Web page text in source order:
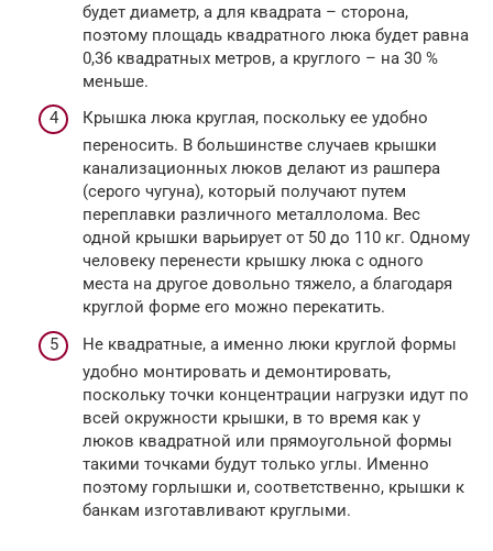
будет диаметр, а для квадрата – сторона,
поэтому площадь квадратного люка будет равна
0,36 квадратных метров, а круглого – на 30 %
меньше.
Крышка люка круглая, поскольку ее удобно
переносить. В большинстве случаев крышки
канализационных люков делают из рашпера
(серого чугуна), который получают путем
переплавки различного металлолома. Вес
одной крышки варьирует от 50 до 110 кг. Одному
человеку перенести крышку люка с одного
места на другое довольно тяжело, а благодаря
круглой форме его можно перекатить.
Не квадратные, а именно люки круглой формы
удобно монтировать и демонтировать,
поскольку точки концентрации нагрузки идут по
всей окружности крышки, в то время как у
люков квадратной или прямоугольной формы
такими точками будут только углы. Именно
поэтому горлышки и, соответственно, крышки к
банкам изготавливают круглыми.